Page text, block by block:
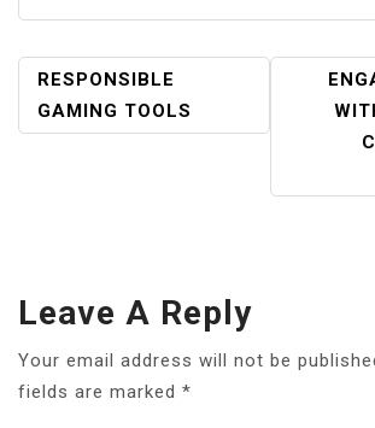
POST
NAVIGATION
RESPONSIBLE
GAMING TOOLS
Leave A Reply
Your email address will not be
fields are marked *